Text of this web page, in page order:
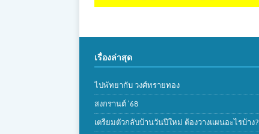
เรื่องล่าสุด
ไปพัทยากับ วงศ์ทรายทอง
สงกรานต์ ’68
เตรียมตัวกลับบ้านวันปีใหม่ ต้องวางแผนอะไรบ้าง?